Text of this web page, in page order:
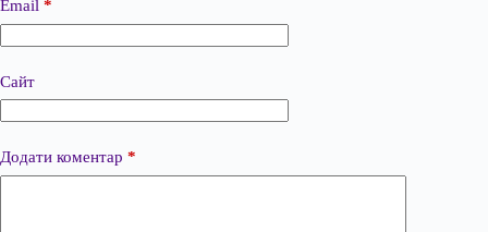
Email *
Сайт
Додати коментар *